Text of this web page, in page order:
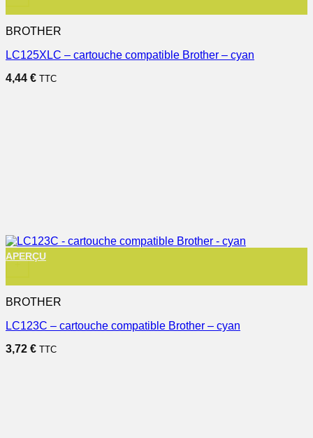
BROTHER
LC125XLC – cartouche compatible Brother – cyan
4,44 € TTC
+
APERÇU
BROTHER
LC123C – cartouche compatible Brother – cyan
3,72 € TTC